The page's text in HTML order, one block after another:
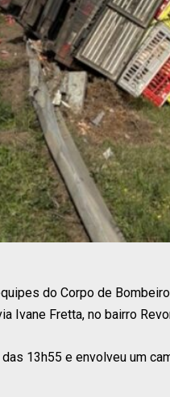
do Corpo de
Ivane Fretta, no bairro
13h55 e envolveu um